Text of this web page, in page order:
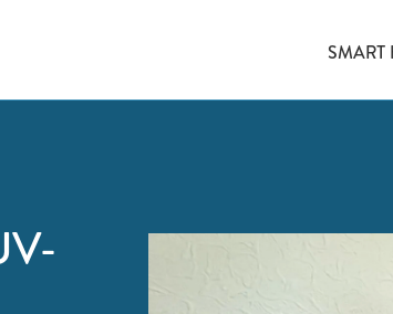
SMART